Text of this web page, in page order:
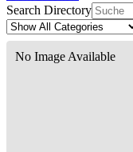
Search Directory
No Image Available